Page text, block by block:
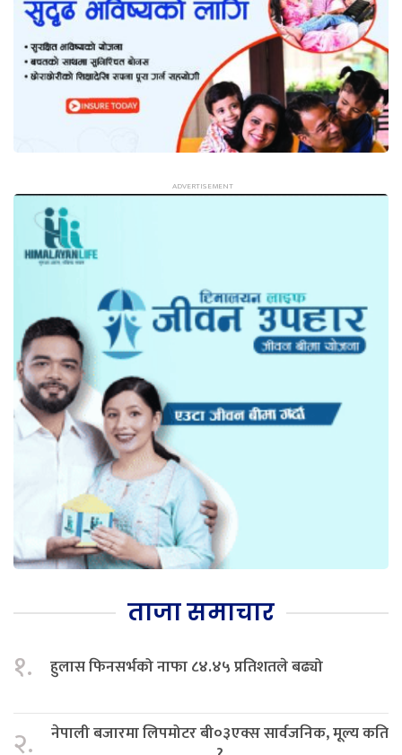
ताजा समाचार
१. हुलास फिनसर्भको नाफा ८४.४५ प्रतिशतले बढ्यो
२.
नेपाली बजारमा लिपमोटर बी०३एक्स सार्वजनिक, मूल्य कति